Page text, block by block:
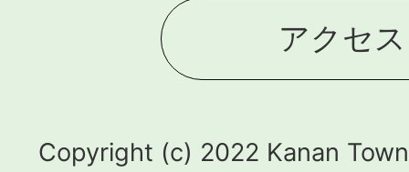
アクセス
Copyright (c) 2022 Kanan